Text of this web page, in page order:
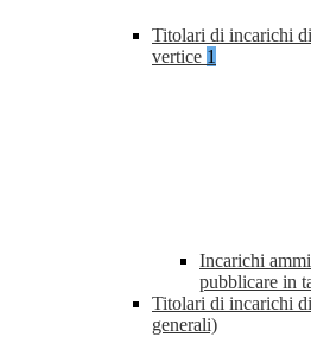
Titolari di incarichi
vertice 1
Incarichi
pubblicare in
Titolari di incarichi
generali)